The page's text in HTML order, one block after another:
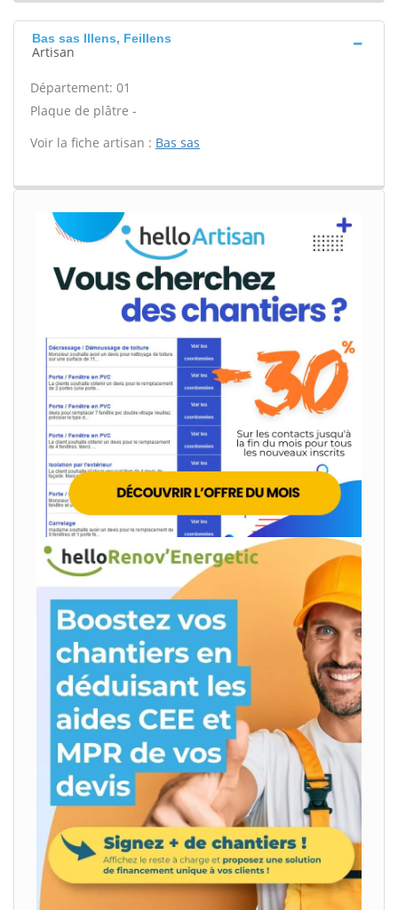
Bas sas Illens, Feillens
Artisan
Département: 01
Plaque de plâtre -
Voir la fiche artisan : Bas sas